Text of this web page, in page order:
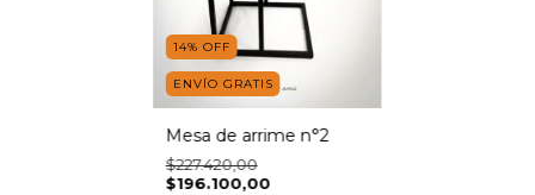
14% OFF
ENVÍO GRATIS
Mesa de arrime n°2
$227.420,00
$196.100,00